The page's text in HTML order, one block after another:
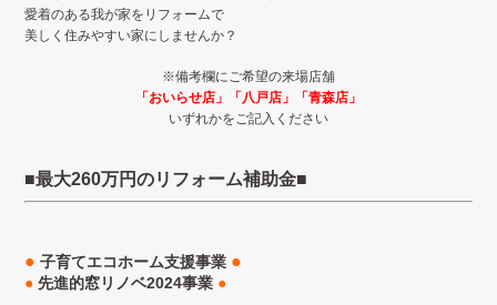
愛着のある我が家をリフォームで
美しく住みやすい家にしませんか？
※備考欄にご希望の来場店舗
「おいらせ店」「八戸店」「青森店」
いずれかをご記入ください
■最大260万円のリフォーム補助金■
●子育てエコホーム支援事業 ●
●先進的窓リノベ2024事業 ●